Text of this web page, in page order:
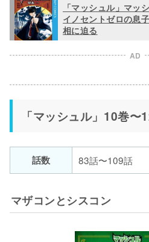
「マッシュル」マッ
イノセントゼロの息
相に迫る
AD
「マッシュル」10巻
話数 83話〜109話
マザコンとシスコン